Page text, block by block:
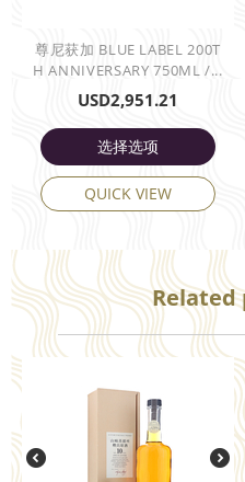
尊尼获加 BLUE LABEL 200T
H ANNIVERSARY 750ML /...
USD2,951.21
选择选项
QUICK VIEW
Related